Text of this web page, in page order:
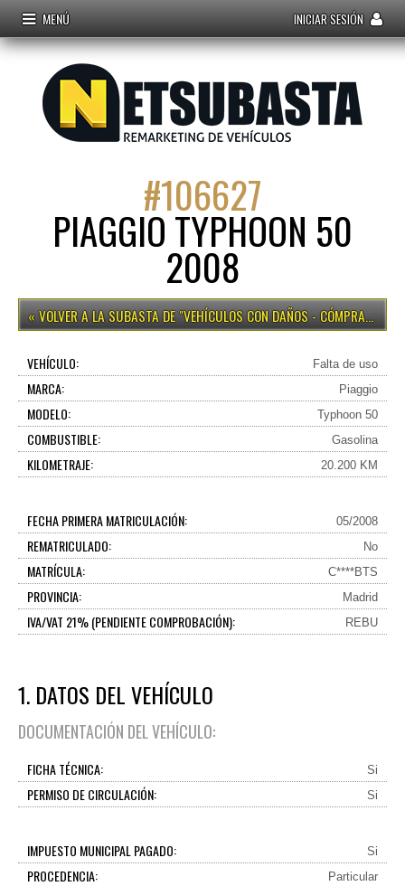
MENÚ INICIAR SESIÓN
#106627
PIAGGIO TYPHOON 50
2008
VEHÍCULOS CON DAÑOS - CÓMPRALO YA
VEHÍCULO: Falta de uso
MARCA: Piaggio
MODELO: Typhoon 50
COMBUSTIBLE: Gasolina
KILOMETRAJE: 20.200 KM
FECHA PRIMERA MATRICULACIÓN: 05/2008
REMATRICULADO: No
MATRÍCULA: C****BTS
PROVINCIA: Madrid
IVA/VAT 21% (PENDIENTE COMPROBACIÓN): REBU
1. DATOS DEL VEHÍCULO
DOCUMENTACIÓN DEL VEHÍCULO:
FICHA TÉCNICA: Si
PERMISO DE CIRCULACIÓN: Si
IMPUESTO MUNICIPAL PAGADO: Si
PROCEDENCIA: Particular